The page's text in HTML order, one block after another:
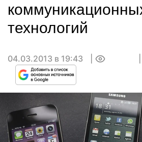
технологий
04.03.2013 в 19:43